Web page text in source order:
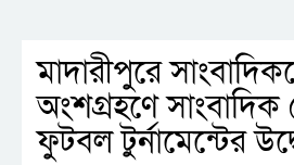
মাদারীপুরে
অংশগ্রহণে
ফুটবল টুর্নামেন্টের